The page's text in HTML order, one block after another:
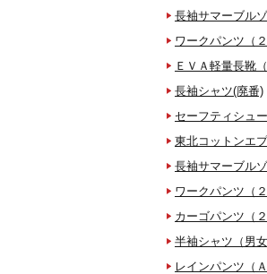
長袖サマーブル
ワークパンツ（
ＥＶＡ軽量長靴
長袖シャツ(廃番)
セーフティシュ
東北コットンエ
長袖サマーブル
ワークパンツ（
カーゴパンツ（
半袖シャツ（男
レインパンツ（